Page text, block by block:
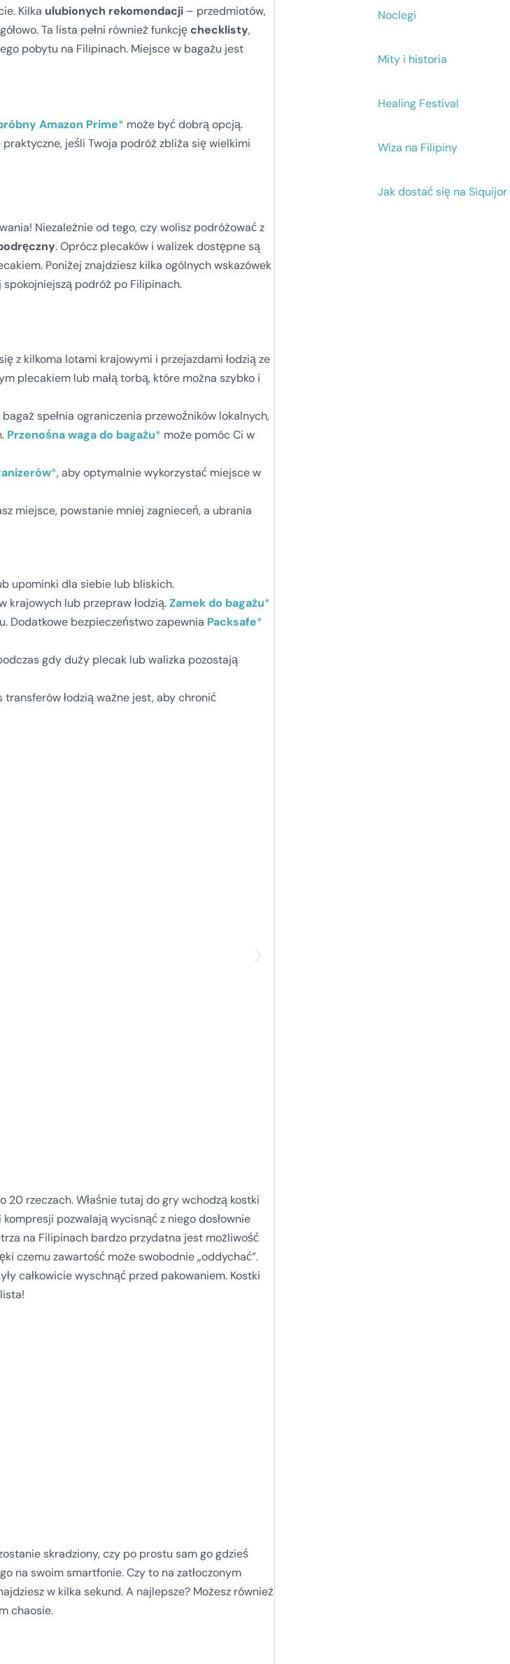
Kilka ulubionych rekomendacji – przedmiotów,
Ta lista pełni również funkcjęchecklisty,
pobytu na Filipinach. Miejsce w bagażu jest
Amazon Prime* może być dobrą opcją.
jeśli Twoja podróż zbliża się wielkimi
Niezależnie od tego, czy wolisz podróżować z
. Oprócz plecaków i walizek dostępne są
Poniżej znajdziesz kilka ogólnych wskazówek
podróż po Filipinach.
z kilkoma lotami krajowymi i przejazdami łodzią ze
plecakiem lub małą torbą, które można szybko i
spełnia ograniczenia przewoźników lokalnych,
Przenośna waga do bagażu* może pomóc Ci w
*, aby optymalnie wykorzystać miejsce w
miejsce, powstanie mniej zagnieceń, a ubrania
upominki dla siebie lub bliskich.
krajowych lub przepraw łodzią.Zamek do bagażu*
Dodatkowe bezpieczeństwo zapewnia Packsafe*
gdy duży plecak lub walizka pozostają
łodzią ważne jest, aby chronić
20 rzeczach. Właśnie tutaj do gry wchodzą kostki
pozwalają wycisnąć z niego dosłownie
na Filipinach bardzo przydatna jest możliwość
czemu zawartość może swobodnie „oddychać”.
całkowicie wyschnąć przed pakowaniem. Kostki
skradziony, czy po prostu sam go gdzieś
na swoim smartfonie. Czy to na zatłoczonym
w kilka sekund. A najlepsze? Możesz również
chaosie.
Noclegi
Mity i historia
Healing Festival
Wiza na Filipiny
Jak dostać się na Siquijor